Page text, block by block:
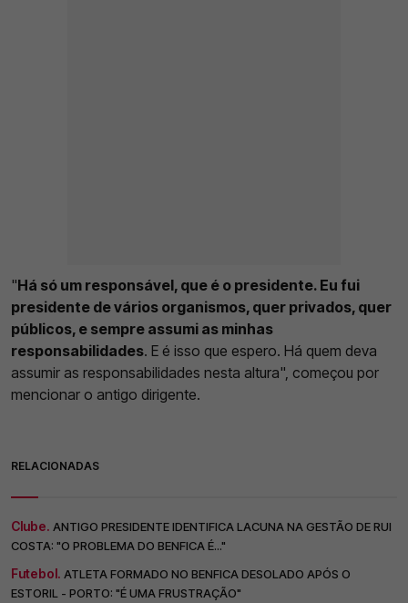
"Há só um responsável, que é o presidente. Eu fui
presidente de vários organismos, quer privados, quer
públicos, e sempre assumi as minhas
responsabilidades. E é isso que espero. Há quem deva
assumir as responsabilidades nesta altura", começou por
mencionar o antigo dirigente.
RELACIONADAS
Clube. ANTIGO PRESIDENTE IDENTIFICA LACUNA NA GESTÃO DE RUI
COSTA: "O PROBLEMA DO BENFICA É..."
Futebol. ATLETA FORMADO NO BENFICA DESOLADO APÓS O
ESTORIL - PORTO: "É UMA FRUSTRAÇÃO"